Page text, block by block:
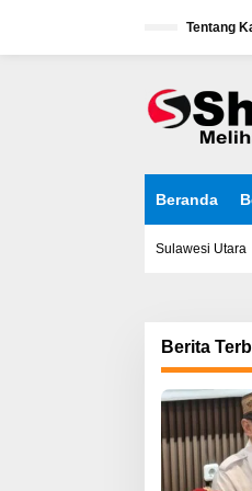
Tentang
Beranda
Sulawesi Utara
Berita